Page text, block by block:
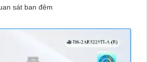
sát ban đêm